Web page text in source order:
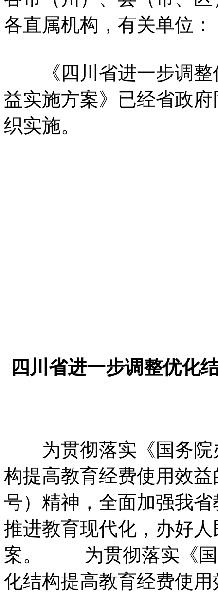
各直属机构， 有关单位：
《四川省进一步调整
益实施方案》已经省政府
织实施。
四川省进一步调整优化
为贯彻落实《国务院
构提高教育经费使用效
号）精神， 全面加强我
推进教育现代化， 办好
案。
为贯彻落实《国
化结构提高教育经费使